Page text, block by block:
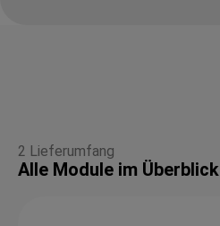
2 Lieferumfang
Alle Module im Überblick